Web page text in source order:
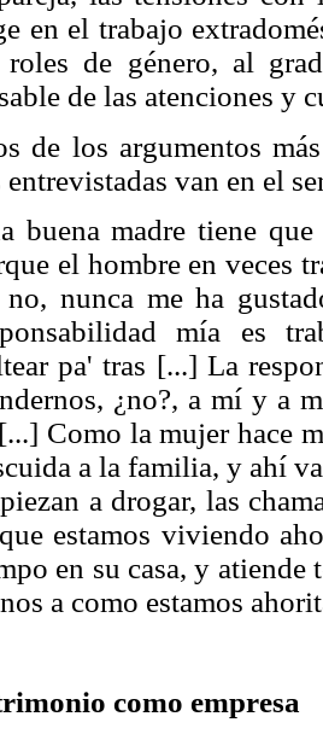
en el trabajo
de género, al
de las atenciones y
de los argumentos
entrevistadas van en el
buena madre tiene
el hombre en veces
nunca me ha
mía es
pa' tras [...] La
¿no?, a mí y a
Como la mujer hace
a la familia, y ahí
a drogar, las
estamos viviendo
en su casa, y atiende
a como estamos
como empresa